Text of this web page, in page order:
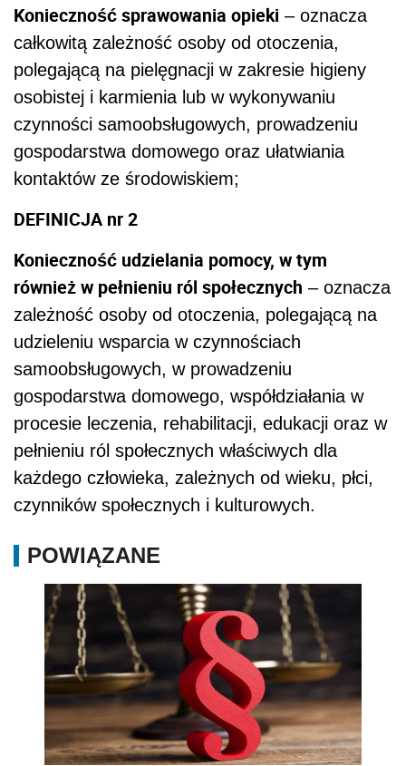
Konieczność sprawowania opieki – oznacza
całkowitą zależność osoby od otoczenia,
polegającą na pielęgnacji w zakresie higieny
osobistej i karmienia lub w wykonywaniu
czynności samoobsługowych, prowadzeniu
gospodarstwa domowego oraz ułatwiania
kontaktów ze środowiskiem;
DEFINICJA nr 2
Konieczność udzielania pomocy, w tym
również w pełnieniu ról społecznych – oznacza
zależność osoby od otoczenia, polegającą na
udzieleniu wsparcia w czynnościach
samoobsługowych, w prowadzeniu
gospodarstwa domowego, współdziałania w
procesie leczenia, rehabilitacji, edukacji oraz w
pełnieniu ról społecznych właściwych dla
każdego człowieka, zależnych od wieku, płci,
czynników społecznych i kulturowych.
POWIĄZANE